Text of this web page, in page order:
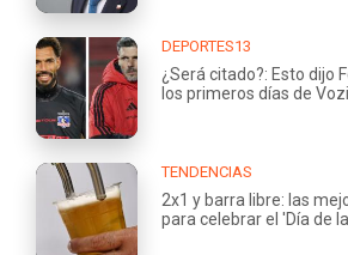
DEPORTES13
¿Será citado?: Esto dijo
los primeros días de
TENDENCIAS
2x1 y barra libre: las
para celebrar el 'Día de